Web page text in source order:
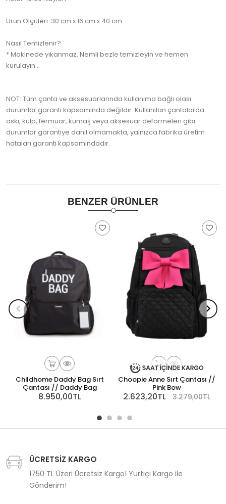
Ürün Ölçüleri: 30 cm x 16 cm x 40 cm
Nasıl Temizlenir?
* Makinede yıkanmaz, Nemli bezle temizleyin ve hemen
kurulayın...
NOT: Tüm çanta ve aksesuarlarında kullanıma bağlı olası
durumlar garanti kapsamında değildir. Kullanılan çantalarda
askı, kulp, fermuar, kumaş veya aksesuar deformeleri gibi
durumlar garantiye dahil olmamakta, yalnızca fabrika üretim
hataları garanti kapsamındadır.
BENZER ÜRÜNLER
Childhome Daddy Bag Sırt
Çantası // Daddy Bag
8.950,00TL
Choopie Anne Sırt Çantası //
Pink Bow
2.623,20TL 3.279,00TL
ÜCRETSİZ KARGO
1750 TL Üzeri Ücretsiz Kargo! Yurtiçi Kargo ile
Gönderim!